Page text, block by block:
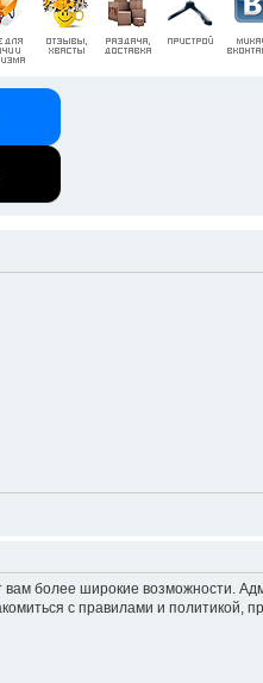
более широкие возможности.
с правилами и